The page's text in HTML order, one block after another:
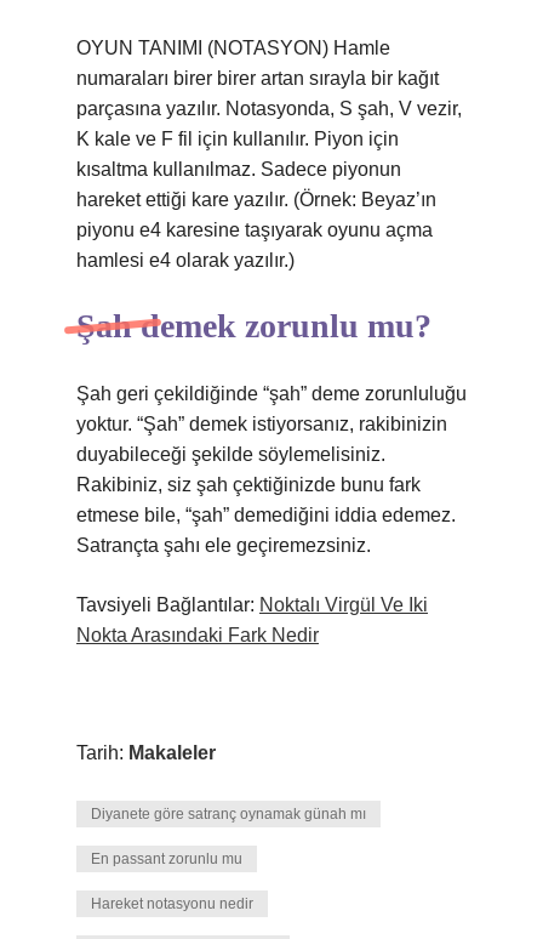
OYUN TANIMI (NOTASYON) Hamle
numaraları birer birer artan sırayla bir kağıt
parçasına yazılır. Notasyonda, S şah, V vezir,
K kale ve F fil için kullanılır. Piyon için
kısaltma kullanılmaz. Sadece piyonun
hareket ettiği kare yazılır. (Örnek: Beyaz’ın
piyonu e4 karesine taşıyarak oyunu açma
hamlesi e4 olarak yazılır.)
Şah demek zorunlu mu?
Şah geri çekildiğinde “şah” deme zorunluluğu
yoktur. “Şah” demek istiyorsanız, rakibinizin
duyabileceği şekilde söylemelisiniz.
Rakibiniz, siz şah çektiğinizde bunu fark
etmese bile, “şah” demediğini iddia edemez.
Satrançta şahı ele geçiremezsiniz.
Tavsiyeli Bağlantılar: Noktalı Virgül Ve Iki
Nokta Arasındaki Fark Nedir
Tarih: Makaleler
Diyanete göre satranç oynamak günah mı
En passant zorunlu mu
Hareket notasyonu nedir